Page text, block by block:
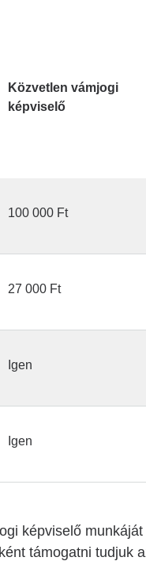
Közvetlen vámjogi
képviselő
100 000 Ft
27 000 Ft
Igen
Igen
képviselő
támogatni tudjuk